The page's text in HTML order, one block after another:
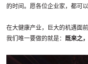
的时间。愿各位企业家，都可
在大健康产业，巨大的机遇面
我们唯一要做的就是：既来之